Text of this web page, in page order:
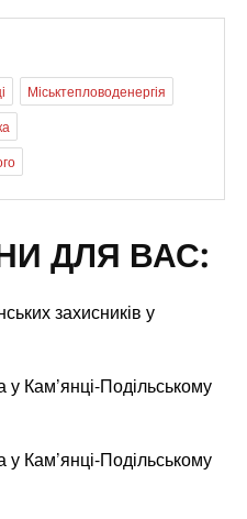
Міськтепловоденергія
ДЛЯ ВАС:
захисників у
у Кам’янці-Подільському
у Кам’янці-Подільському